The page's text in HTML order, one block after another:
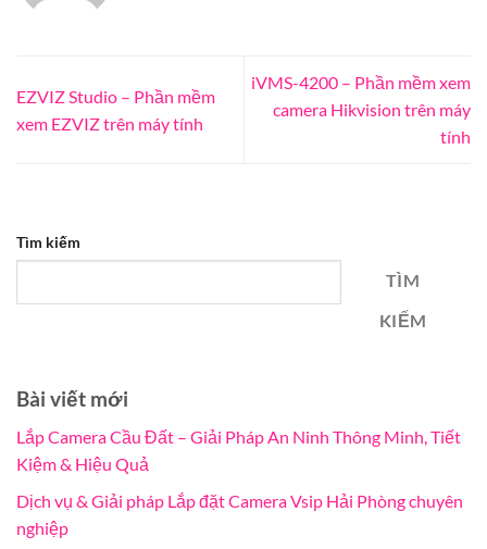
EZVIZ Studio – Phần mềm
xem EZVIZ trên máy tính
iVMS-4200 – Phần mềm xem
camera Hikvision trên máy
tính
Tìm kiếm
TÌM
KIẾM
Bài viết mới
Lắp Camera Cầu Đất – Giải Pháp An Ninh Thông Minh, Tiết
Kiệm & Hiệu Quả
Dịch vụ & Giải pháp Lắp đặt Camera Vsip Hải Phòng chuyên
nghiệp